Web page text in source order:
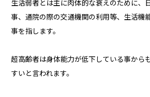
生活弱者とは主に肉体的な衰えのために、
事、通院の際の交通機関の利用等、生活機
事を指します。
超高齢者は身体能力が低下している事から
すいと言われます。